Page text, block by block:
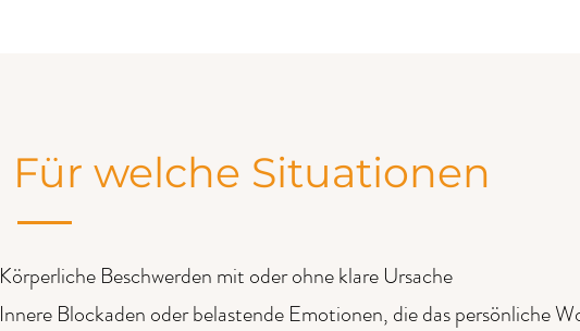
Für welche Situationen
Körperliche Beschwerden mit oder ohne klare Ursache
Innere Blockaden oder belastende Emotionen, die das persönliche